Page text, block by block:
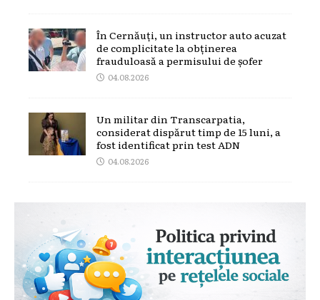
În Cernăuți, un instructor auto acuzat
de complicitate la obținerea
frauduloasă a permisului de șofer
04.08.2026
Un militar din Transcarpatia,
considerat dispărut timp de 15 luni, a
fost identificat prin test ADN
04.08.2026